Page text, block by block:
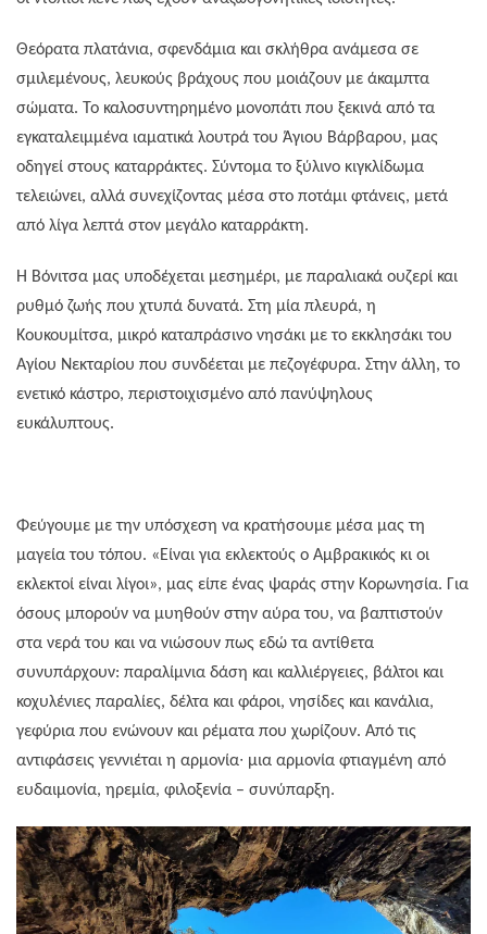
Θεόρατα πλατάνια, σφενδάμια και σκλήθρα ανάμεσα σε
σμιλεμένους, λευκούς βράχους που μοιάζουν με άκαμπτα
σώματα. Το καλοσυντηρημένο μονοπάτι που ξεκινά από τα
εγκαταλειμμένα ιαματικά λουτρά του Άγιου Βάρβαρου, μας
οδηγεί στους καταρράκτες. Σύντομα το ξύλινο κιγκλίδωμα
τελειώνει, αλλά συνεχίζοντας μέσα στο ποτάμι φτάνεις, μετά
από λίγα λεπτά στον μεγάλο καταρράκτη.
Η Βόνιτσα μας υποδέχεται μεσημέρι, με παραλιακά ουζερί και
ρυθμό ζωής που χτυπά δυνατά. Στη μία πλευρά, η
Κουκουμίτσα, μικρό καταπράσινο νησάκι με το εκκλησάκι του
Αγίου Νεκταρίου που συνδέεται με πεζογέφυρα. Στην άλλη, το
ενετικό κάστρο, περιστοιχισμένο από πανύψηλους
ευκάλυπτους.
Φεύγουμε με την υπόσχεση να κρατήσουμε μέσα μας τη
μαγεία του τόπου. «Είναι για εκλεκτούς ο Αμβρακικός κι οι
εκλεκτοί είναι λίγοι», μας είπε ένας ψαράς στην Κορωνησία. Για
όσους μπορούν να μυηθούν στην αύρα του, να βαπτιστούν
στα νερά του και να νιώσουν πως εδώ τα αντίθετα
συνυπάρχουν: παραλίμνια δάση και καλλιέργειες, βάλτοι και
κοχυλένιες παραλίες, δέλτα και φάροι, νησίδες και κανάλια,
γεφύρια που ενώνουν και ρέματα που χωρίζουν. Από τις
αντιφάσεις γεννιέται η αρμονία∙ μια αρμονία φτιαγμένη από
ευδαιμονία, ηρεμία, φιλοξενία – συνύπαρξη.